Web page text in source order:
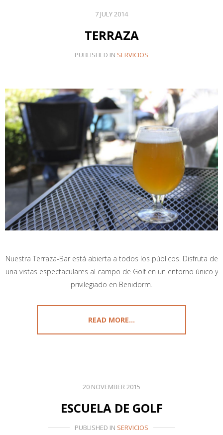
7 JULY 2014
TERRAZA
PUBLISHED IN SERVICIOS
Nuestra Terraza-Bar está abierta a todos los públicos. Disfruta de
una vistas espectaculares al campo de Golf en un entorno único y
privilegiado en Benidorm.
READ MORE...
20 NOVEMBER 2015
ESCUELA DE GOLF
PUBLISHED IN SERVICIOS